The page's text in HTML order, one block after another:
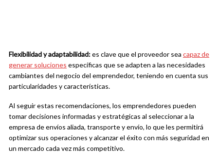
Flexibilidad y adaptabilidad:es clave que el proveedor sea capaz de
generar soluciones específicas que se adapten a las necesidades
cambiantes del negocio del emprendedor, teniendo en cuenta sus
particularidades y características.
Al seguir estas recomendaciones, los emprendedores pueden
tomar decisiones informadas y estratégicas al seleccionar a la
empresa de envíos aliada, transporte y envío, lo que les permitirá
optimizar sus operaciones y alcanzar el éxito con más seguridad en
un mercado cada vez más competitivo.